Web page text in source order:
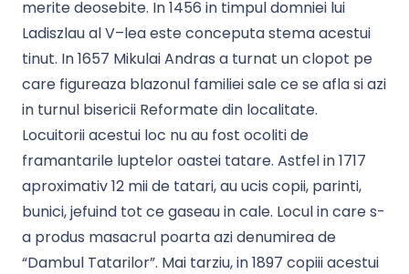
merite deosebite. In 1456 in timpul domniei lui
Ladiszlau al V–lea este conceputa stema acestui
tinut. In 1657 Mikulai Andras a turnat un clopot pe
care figureaza blazonul familiei sale ce se afla si azi
in turnul bisericii Reformate din localitate.
Locuitorii acestui loc nu au fost ocoliti de
framantarile luptelor oastei tatare. Astfel in 1717
aproximativ 12 mii de tatari, au ucis copii, parinti,
bunici, jefuind tot ce gaseau in cale. Locul in care s-
a produs masacrul poarta azi denumirea de
“Dambul Tatarilor”. Mai tarziu, in 1897 copiii acestui